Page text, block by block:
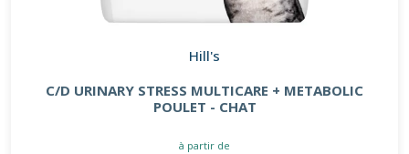
Hill's
C/D URINARY STRESS MULTICARE + METABOLIC
POULET - CHAT
à partir de